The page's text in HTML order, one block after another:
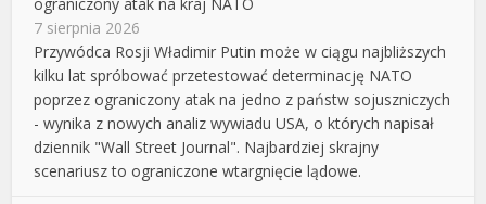
7 sierpnia 2026
Przywódca Rosji Władimir Putin może w ciągu najbliższych
kilku lat spróbować przetestować determinację NATO
poprzez ograniczony atak na jedno z państw sojuszniczych
- wynika z nowych analiz wywiadu USA, o których napisał
dziennik "Wall Street Journal". Najbardziej skrajny
scenariusz to ograniczone wtargnięcie lądowe.